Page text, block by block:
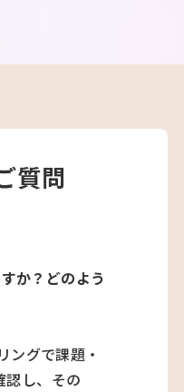
質問
か？どのよう
ングで課題・
認し、その